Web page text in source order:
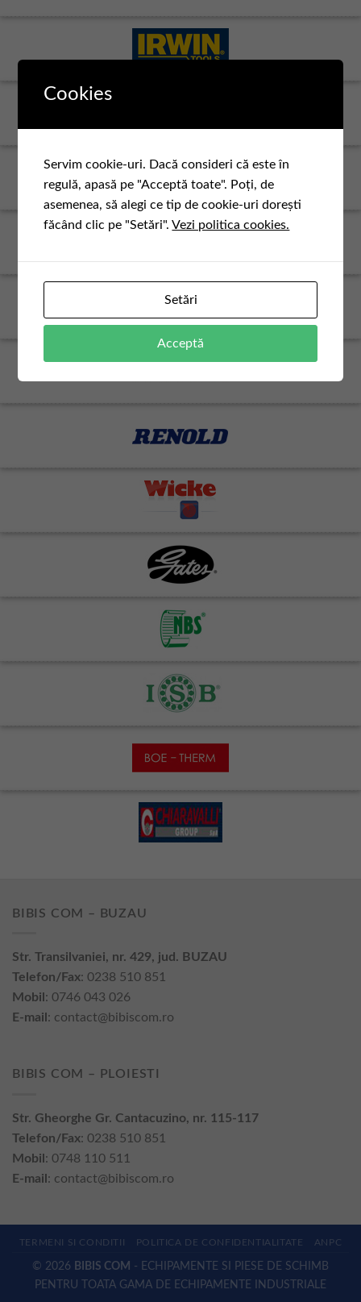
BIBIS COM – BUZAU
Str. Transilvaniei, nr. 429, jud. BUZAU
Telefon/Fax: 0238 510 851
Mobil : 0746 043 026
E-mail : contact@bibiscom.ro
BIBIS COM – PLOIESTI
Str. Gheorghe Gr. Cantacuzino, nr. 115-117
Telefon/Fax: 0238 510 851
Mobil : 0748 110 511
E-mail : contact@bibiscom.ro
TERMENI SI CONDITII POLITICA DE CONFIDENTIALITATE ANPC
© 2026 BIBIS COM - ECHIPAMENTE SI PIESE DE SCHIMB
PENTRU TOATA GAMA DE ECHIPAMENTE INDUSTRIALE
Cookies
Servim cookie-uri. Dacă consideri că este în
regulă, apasă pe "Acceptă toate". Poți, de
asemenea, să alegi ce tip de cookie-uri dorești
făcând clic pe "Setări".Vezi politica cookies.
Setări
Acceptă